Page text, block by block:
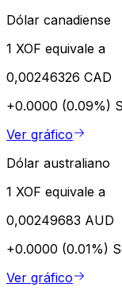
Dólar canadiense
1 XOF equivale a
0,00246326 CAD
+0.0000 (0.09%)
Ver gráfico
Dólar australiano
1 XOF equivale a
0,00249683 AUD
+0.0000 (0.01%)
Ver gráfico